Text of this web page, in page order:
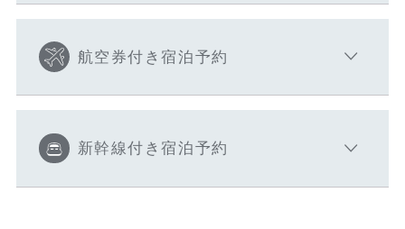
航空券付き宿泊予約
新幹線付き宿泊予約